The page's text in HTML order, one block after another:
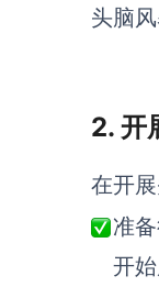
头脑
2. 开
在开
准
开